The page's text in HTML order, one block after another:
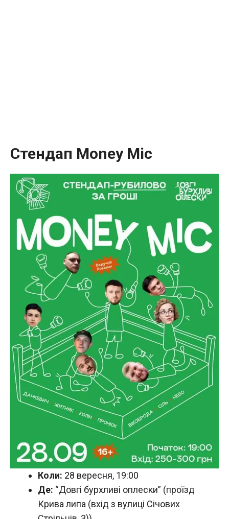
Стендап Money Mic
Коли: 28 вересня, 19:00
Де: “Довгі бурхливі оплески” (проїзд
Крива липа (вхід з вулиці Січових